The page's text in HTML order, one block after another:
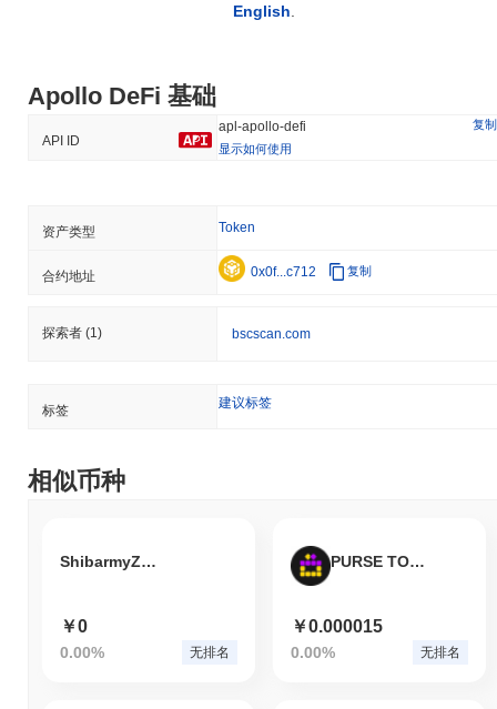
English
Apollo DeFi 基础
API ID
apl-apollo-defi
复制
显示如何使用
资产类型 Token
合约地址 0x0f...c712 复制
探索者 (1) bscscan.com
标签 建议标签
相似币种
ShibarmyZilla
￥0
0.00% 无排名
PURSE TOKEN
￥0.000015
0.00% 无排名